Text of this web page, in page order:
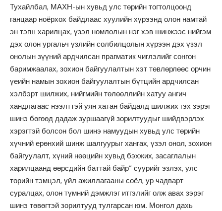
Тухайлбал, МАХН-ын хувьд улс төрийн тогтолцоонд
ганцаар ноёрхох байдлаас хуулийн хүрээнд олон намтай
эн тэгш харилцах, үзэл номлолын нэг хэв шинжээс нийгэм
дэх олон ургальч үзлийн солбилцолын хүрээн дэх үзэл
онолын зүүний ардчилсан прагматик чиглэлийг сонгон
баримжаалах, зохион байгуулалтын хэт төвлөрлөөс орчин
үеийн намын зохион байгуулалтын бүтцийн ардчилсан
хэлбэрт шилжих, нийгмийн төлөөллийн хатуу ангич
хандлагаас нээлттэй уян хатан байдалд шилжих гэх зэрэг
шинэ бөгөөд дадаж зуршаагүй зорилтуудыг шийдвэрлэх
хэрэгтэй болсон бол шинэ намуудын хувьд улс төрийн
хүчний ерөнхий шинж шалгуурыг хангах, үзэл онол, зохион
байгуулалт, хүний нөөцийн хувьд бэхжих, засаглалын
харилцаанд өөрсдийн баттай байр“ суурийг эзлэх, улс
төрийн тэмцэл, үйл ажиллагааны соёл, ур чадварт
суралцах, олон түмний дэмжлэг итгэлийг олж авах зэрэг
шинэ төвөгтэй зорилтууд тулгарсан юм. Монгол дахь